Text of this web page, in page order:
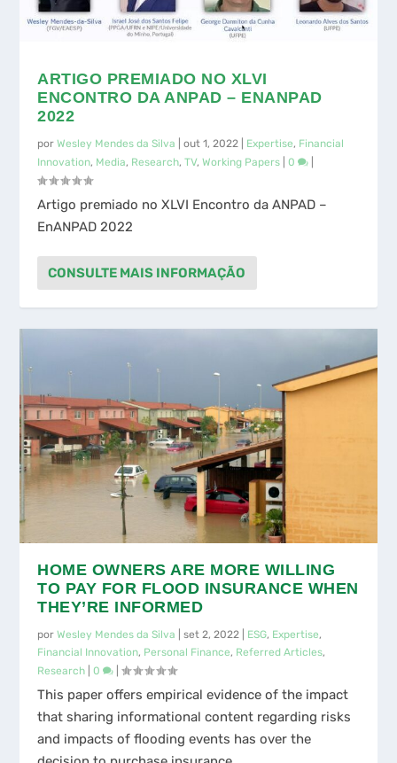
ARTIGO PREMIADO NO XLVI
ENCONTRO DA ANPAD – ENANPAD
2022
porWesley Mendes da Silva |out 1, 2022 Expertise, Financial
Innovation, Media, Research,TV,Working Papers |0
Artigo premiado no XLVI Encontro da ANPAD –
EnANPAD 2022
CONSULTE MAIS INFORMAÇÃO
HOME OWNERS ARE MORE WILLING
TO PAY FOR FLOOD INSURANCE WHEN
THEY’RE INFORMED
porWesley Mendes da Silva |set 2, 2022 ESG, Expertise,
Financial Innovation, Personal Finance, Referred Articles,
Research |0 |
This paper offers empirical evidence of the impact
that sharing informational content regarding risks
and impacts of flooding events has over the